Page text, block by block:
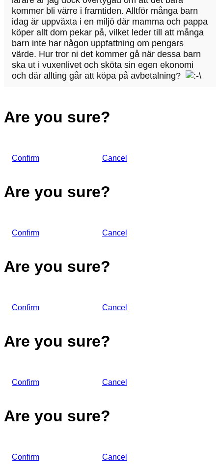
kommer bli värre i framtiden. Alltför många barn
idag är uppväxta i en miljö där mamma och pappa
köper allt dom pekar på, vilket leder till att många
barn inte har någon uppfattning om pengars
värde. Hur tror ni det kommer gå när dessa barn
ska ut i vuxenlivet och sköta sin egen ekonomi
och där allting går att köpa på avbetalning?
Are you sure?
Confirm Cancel
Are you sure?
Confirm Cancel
Are you sure?
Confirm Cancel
Are you sure?
Confirm Cancel
Are you sure?
Confirm Cancel